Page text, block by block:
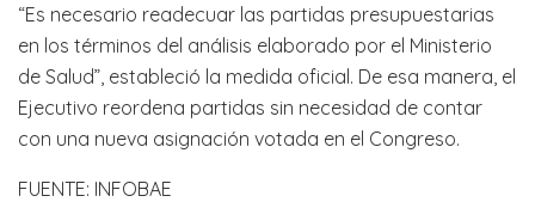
“Es necesario readecuar las partidas presupuestarias
en los términos del análisis elaborado por el Ministerio
de Salud”, estableció la medida oficial. De esa manera, el
Ejecutivo reordena partidas sin necesidad de contar
con una nueva asignación votada en el Congreso.
FUENTE: INFOBAE